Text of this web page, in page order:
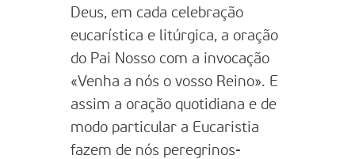
Deus, em cada celebração
eucarística e litúrgica, a oração
do Pai Nosso com a invocação
«Venha a nós o vosso Reino». E
assim a oração quotidiana e de
modo particular a Eucaristia
fazem de nós peregrinos-